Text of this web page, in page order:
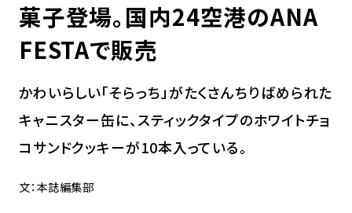
菓子登場。国内24空港のANA
FESTAで販売
かわいらしい「そらっち」がたくさんちりばめられた
キャニスター缶に、スティックタイプのホワイトチョ
コサンドクッキーが10本入っている。
文：本誌編集部